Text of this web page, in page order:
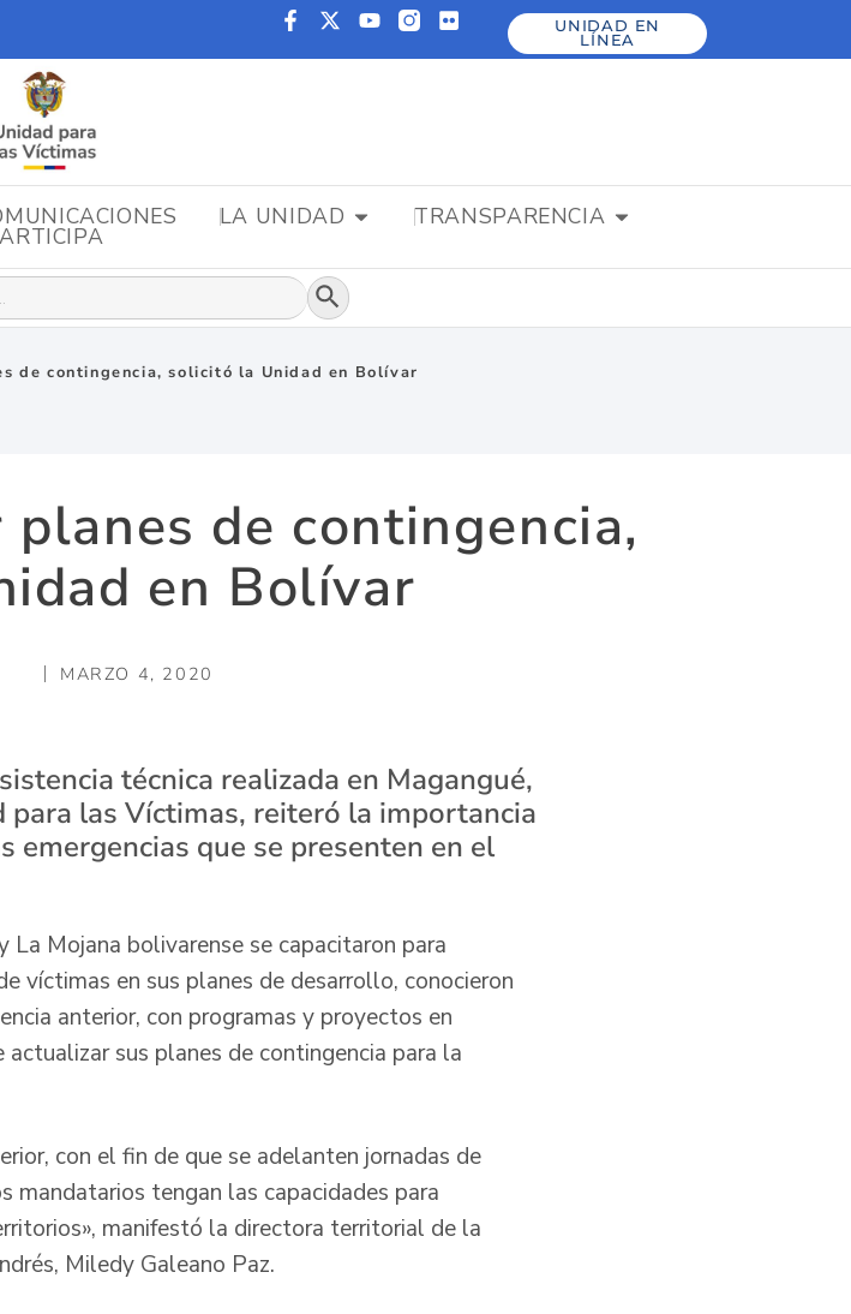
UNIDAD EN
LÍNEA
LA UNIDAD TRANSPARENCIA
Botón de búsqueda
de contingencia, solicitó la Unidad en Bolívar
de contingencia,
en Bolívar
MARZO 4, 2020
técnica realizada en Magangué,
las Víctimas, reiteró la importancia
emergencias que se presenten en el
Mojana bolivarense se capacitaron para
víctimas en sus planes de desarrollo, conocieron
anterior, con programas y proyectos en
sus planes de contingencia para la
con el fin de que se adelanten jornadas de
mandatarios tengan las capacidades para
manifestó la directora territorial de la
Miledy Galeano Paz.